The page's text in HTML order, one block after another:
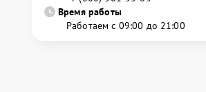
Время работы
Работаем с 09:00 до 21:00